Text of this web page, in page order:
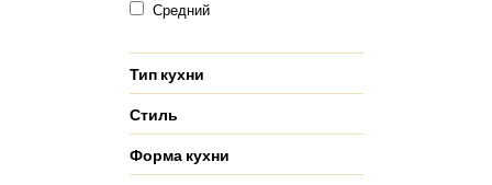
Средний
Тип кухни
Стиль
Форма кухни